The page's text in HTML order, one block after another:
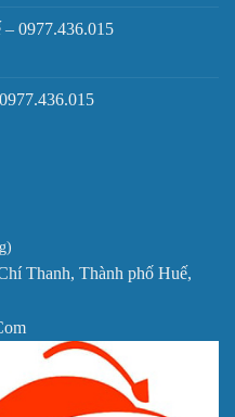
– 0977.436.015
Thanh, Thành phố Huế,